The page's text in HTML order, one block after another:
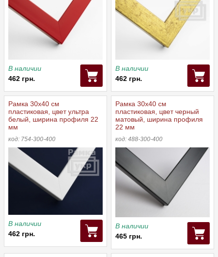
В наличии
462 грн.
В наличии
462 грн.
Рамка 30х40 см
пластиковая, цвет ультра
белый, ширина профиля 22
мм
код: 754-300-400
В наличии
462 грн.
Рамка 30х40 см
пластиковая, цвет черный
матовый, ширина профиля
22 мм
код: 488-300-400
В наличии
465 грн.